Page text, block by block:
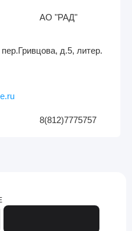
АО "РАД"
д.5, литер.
8(812)7775757